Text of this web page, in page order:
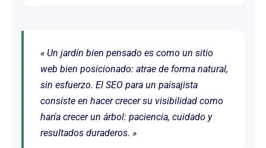
« Un jardín bien pensado es como un sitio
web bien posicionado: atrae de forma natural,
sin esfuerzo. El SEO para un paisajista
consiste en hacer crecer su visibilidad como
haría crecer un árbol: paciencia, cuidado y
resultados duraderos. »